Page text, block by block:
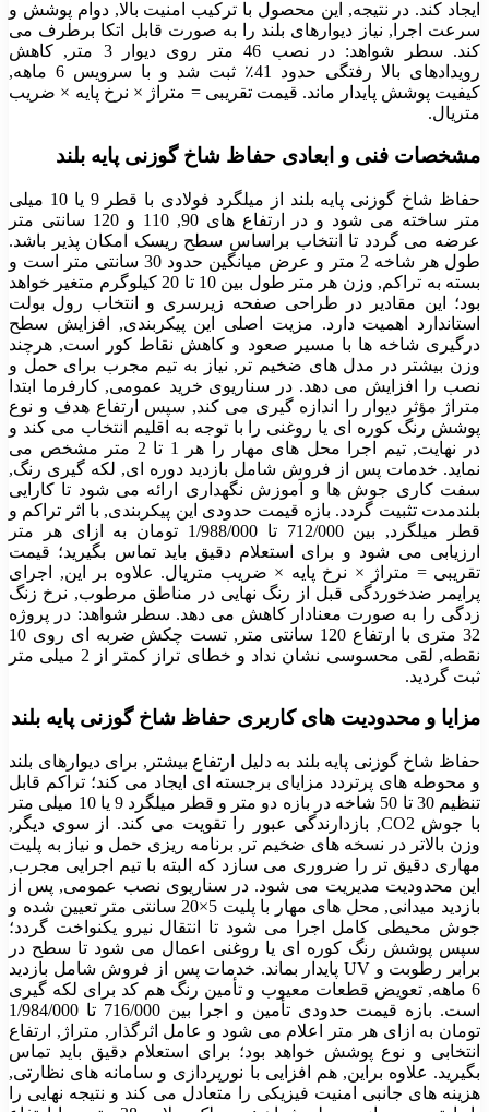
ایجاد کند. در نتیجه, این محصول با ترکیب امنیت بالا, دوام پوشش و
سرعت اجرا, نیاز دیوارهای بلند را به صورت قابل اتکا برطرف می
کند. سطر شواهد: در نصب 46 متر روی دیوار 3 متر, کاهش
رویدادهای بالا رفتگی حدود 41٪ ثبت شد و با سرویس 6 ماهه,
کیفیت پوشش پایدار ماند. قیمت تقریبی = متراژ × نرخ پایه × ضریب
متریال.
مشخصات فنی و ابعادی حفاظ شاخ گوزنی پایه بلند
حفاظ شاخ گوزنی پایه بلند از میلگرد فولادی با قطر 9 یا 10 میلی
متر ساخته می شود و در ارتفاع های 90, 110 و 120 سانتی متر
عرضه می گردد تا انتخاب براساس سطح ریسک امکان پذیر باشد.
طول هر شاخه 2 متر و عرض میانگین حدود 30 سانتی متر است و
بسته به تراکم, وزن هر متر طول بین 10 تا 20 کیلوگرم متغیر خواهد
بود؛ این مقادیر در طراحی صفحه زیرسری و انتخاب رول بولت
استاندارد اهمیت دارد. مزیت اصلی این پیکربندی, افزایش سطح
درگیری شاخه ها با مسیر صعود و کاهش نقاط کور است, هرچند
وزن بیشتر در مدل های ضخیم تر, نیاز به تیم مجرب برای حمل و
نصب را افزایش می دهد. در سناریوی خرید عمومی, کارفرما ابتدا
متراژ مؤثر دیوار را اندازه گیری می کند, سپس ارتفاع هدف و نوع
پوشش رنگ کوره ای یا روغنی را با توجه به اقلیم انتخاب می کند و
در نهایت, تیم اجرا محل های مهار را هر 1 تا 2 متر مشخص می
نماید. خدمات پس از فروش شامل بازدید دوره ای, لکه گیری رنگ,
سفت کاری جوش ها و آموزش نگهداری ارائه می شود تا کارایی
بلندمدت تثبیت گردد. بازه قیمت حدودی این پیکربندی, با اثر تراکم و
قطر میلگرد, بین 712/000 تا
1/988/000 تومان به ازای هر متر
ارزیابی می شود و برای استعلام دقیق باید تماس بگیرید؛ قیمت
تقریبی = متراژ × نرخ پایه × ضریب متریال. علاوه بر این, اجرای
پرایمر ضدخوردگی قبل از رنگ نهایی در مناطق مرطوب, نرخ زنگ
زدگی را به صورت معنادار کاهش می دهد. سطر شواهد: در پروژه
32 متری با ارتفاع 120 سانتی متر, تست چکش ضربه ای روی 10
نقطه, لقی محسوسی نشان نداد و خطای تراز کمتر از 2 میلی متر
ثبت گردید.
مزایا و محدودیت های کاربری حفاظ شاخ گوزنی پایه بلند
حفاظ شاخ گوزنی پایه بلند به دلیل ارتفاع بیشتر, برای دیوارهای بلند
و محوطه های پرتردد مزایای برجسته ای ایجاد می کند؛ تراکم قابل
تنظیم 30 تا 50 شاخه در بازه دو متر و قطر میلگرد 9 یا 10 میلی متر
با جوش CO2, بازدارندگی عبور را تقویت می کند. از سوی دیگر,
وزن بالاتر در نسخه های ضخیم تر, برنامه ریزی حمل و نیاز به پلیت
مهاری دقیق تر را ضروری می سازد که البته با تیم اجرایی مجرب,
این محدودیت مدیریت می شود. در سناریوی نصب عمومی, پس از
بازدید میدانی, محل های مهار با پلیت 5×20 سانتی متر تعیین شده و
جوش محیطی کامل اجرا می شود تا انتقال نیرو یکنواخت گردد؛
سپس پوشش رنگ کوره ای یا روغنی اعمال می شود تا سطح در
برابر رطوبت و UV پایدار بماند. خدمات پس از فروش شامل بازدید
6 ماهه, تعویض قطعات معیوب و تأمین رنگ هم کد برای لکه گیری
است. بازه قیمت حدودی تأمین و اجرا بین 716/000 تا
1/984/000
تومان به ازای هر متر اعلام می شود و عامل اثرگذار, متراژ, ارتفاع
انتخابی و نوع پوشش خواهد بود؛ برای استعلام دقیق باید تماس
بگیرید. علاوه براین, هم افزایی با نورپردازی و سامانه های نظارتی,
هزینه های جانبی امنیت فیزیکی را متعادل می کند و نتیجه نهایی را